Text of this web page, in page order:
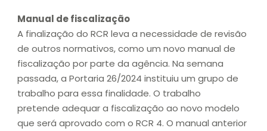
Manual de fiscalização
A finalização do RCR leva a necessidade de revisão
de outros normativos, como um novo manual de
fiscalização por parte da agência. Na semana
passada, a Portaria 26/2024 instituiu um grupo de
trabalho para essa finalidade. O trabalho
pretende adequar a fiscalização ao novo modelo
que será aprovado com o RCR 4. O manual anterior